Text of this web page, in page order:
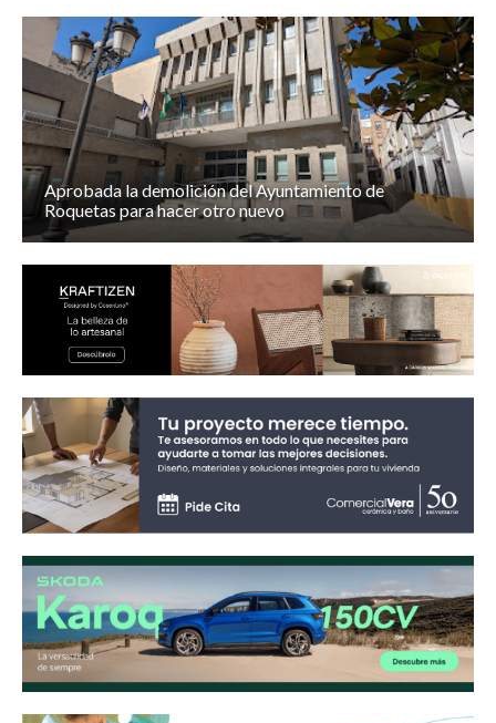
Aprobada la demolición del Ayuntamiento de
Roquetas para hacer otro nuevo